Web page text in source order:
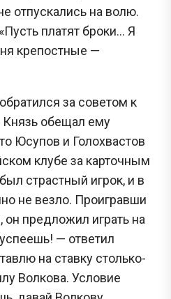
отпускались на волю.
платят броки... Я
крепостные —
за советом к
обещал ему
Юсупов и Голохвастов
клубе за карточным
страстный игрок, и в
не везло. Проигравши
предложил играть на
— ответил
на ставку столько-
Волкова. Условие